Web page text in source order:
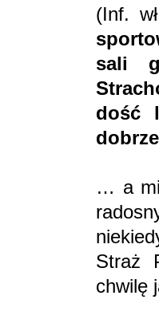
(Inf.
sali
dość
… a
Straż
chwilę